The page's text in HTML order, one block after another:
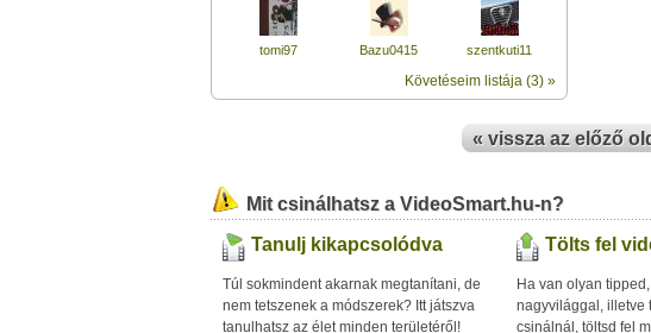
tomi97 Bazu0415 szentkuti11
Követéseim listája (3) »
« vissza az előző
Mit csinálhatsz a VideoSmart.hu-n?
Tanulj kikapcsolódva
Túl sokmindent akarnak megtanítani, de
nem tetszenek a módszerek? Itt játszva
tanulhatsz az élet minden területéről!
Tölts fel
Ha van olyan
nagyvilággal, illetve
csinálnál, töltsd fel